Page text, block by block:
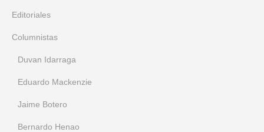
Editoriales
Columnistas
Duvan Idarraga
Eduardo Mackenzie
Jaime Botero
Bernardo Henao